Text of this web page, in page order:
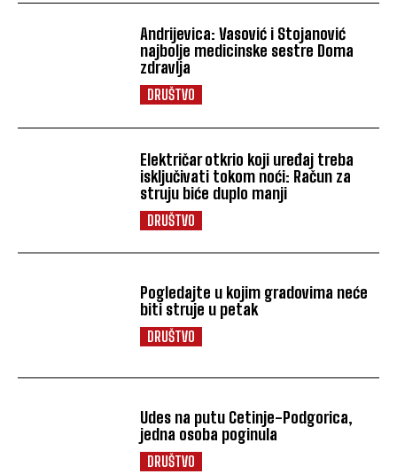
Andrijevica: Vasović i Stojanović
najbolje medicinske sestre Doma
zdravlja
DRUŠTVO
Električar otkrio koji uređaj treba
isključivati tokom noći: Račun za
struju biće duplo manji
DRUŠTVO
Pogledajte u kojim gradovima neće
biti struje u petak
DRUŠTVO
Udes na putu Cetinje-Podgorica,
jedna osoba poginula
DRUŠTVO